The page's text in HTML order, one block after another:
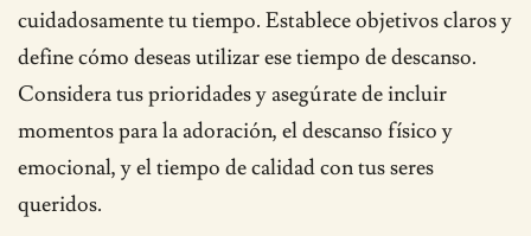
cuidadosamente tu tiempo. Establece objetivos claros y
define cómo deseas utilizar ese tiempo de descanso.
Considera tus prioridades y asegúrate de incluir
momentos para la adoración, el descanso físico y
emocional, y el tiempo de calidad con tus seres
queridos.